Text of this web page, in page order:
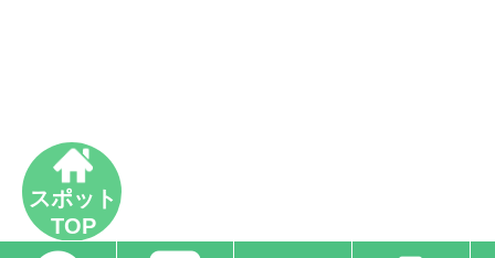
スポット
TOP